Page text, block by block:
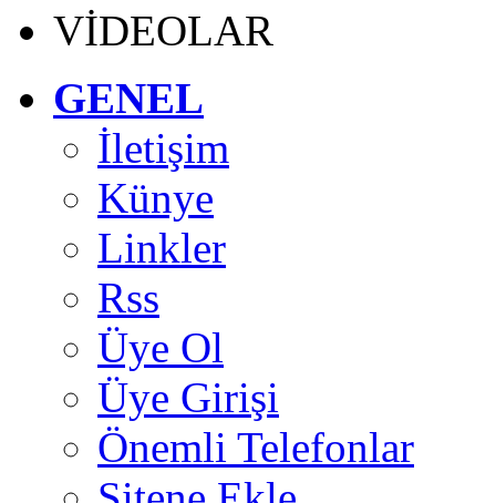
VİDEOLAR
GENEL
İletişim
Künye
Linkler
Rss
Üye Ol
Üye Girişi
Önemli Telefonlar